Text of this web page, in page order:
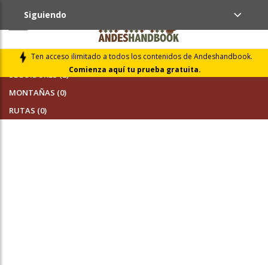
Ten acceso ilimitado a todos los contenidos de Andeshandbook.
Comienza aquí tu prueba gratuita.
Siguiendo
SEGUIDORES (2)
MONTAÑAS (0)
RUTAS (0)